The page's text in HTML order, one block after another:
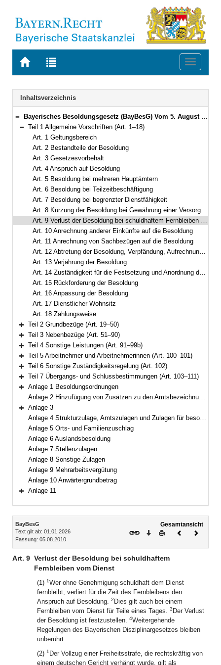
Zur
BAYERN.RECHT
Zur
letzten
Suche
Toggle
Navigation
Inhaltsverzeichnis
Bereich reduzieren
Bayerisches Besoldungsgesetz (BayBesG) Vom 5. August 2010 (GVBl. S. 410, 764) BayRS 2032-1-1-F (Art. 1–111)
Bereich reduzieren
Teil 1 Allgemeine Vorschriften (Art. 1–18)
Art. 1 Geltungsbereich
Art. 2 Bestandteile der Besoldung
Art. 3 Gesetzesvorbehalt
Art. 4 Anspruch auf Besoldung
Art. 5 Besoldung bei mehreren Hauptämtern
Art. 6 Besoldung bei Teilzeitbeschäftigung
Art. 7 Besoldung bei begrenzter Dienstfähigkeit
Art. 8 Kürzung der Besoldung bei Gewährung einer Versorgung durch eine zwischenstaatliche oder überstaatliche Einrichtung
Art. 9 Verlust der Besoldung bei schuldhaftem Fernbleiben vom Dienst
Art. 10 Anrechnung anderer Einkünfte auf die Besoldung
Art. 11 Anrechnung von Sachbezügen auf die Besoldung
Art. 12 Abtretung der Besoldung, Verpfändung, Aufrechnungs- und Zurückbehaltungsrecht
Art. 13 Verjährung der Besoldung
Art. 14 Zuständigkeit für die Festsetzung und Anordnung der Besoldung
Art. 15 Rückforderung der Besoldung
Art. 16 Anpassung der Besoldung
Art. 17 Dienstlicher Wohnsitz
Art. 18 Zahlungsweise
Bereich erweitern
Teil 2 Grundbezüge (Art. 19–50)
Bereich erweitern
Teil 3 Nebenbezüge (Art. 51–90)
Bereich erweitern
Teil 4 Sonstige Leistungen (Art. 91–99b)
Bereich erweitern
Teil 5 Arbeitnehmer und Arbeitnehmerinnen (Art. 100–101)
Bereich erweitern
Teil 6 Sonstige Zuständigkeitsregelung (Art. 102)
Bereich erweitern
Teil 7 Übergangs- und Schlussbestimmungen (Art. 103–111)
Bereich erweitern
Anlage 1 Besoldungsordnungen
Anlage 2 Hinzufügung von Zusätzen zu den Amtsbezeichnungen
Bereich erweitern
Anlage 3
Anlage 4 Strukturzulage, Amtszulagen und Zulagen für besondere Berufsgruppen
Anlage 5 Orts- und Familienzuschlag
Anlage 6 Auslandsbesoldung
Anlage 7 Stellenzulagen
Anlage 8 Sonstige Zulagen
Anlage 9 Mehrarbeitsvergütung
Anlage 10 Anwärtergrundbetrag
Anlage 11
Inhalt
BayBesG
Text gilt ab: 01.01.2026
Fassung: 05.08.2010
Gesamtansicht
Download
DruckenVorheriges
Art. 9 Verlust der Besoldung bei schuldhaftem
Fernbleiben vom Dienst
(1) 1Wer ohne Genehmigung schuldhaft dem Dienst
fernbleibt, verliert für die Zeit des Fernbleibens den
Anspruch auf Besoldung. 2 Dies gilt auch bei einem
Fernbleiben vom Dienst für Teile eines Tages. 3 Der Verlust
der Besoldung ist festzustellen. 4Weitergehende
Regelungen des Bayerischen Disziplinargesetzes bleiben
unberührt.
(2) 1 Der Vollzug einer Freiheitsstrafe, die rechtskräftig von
einem deutschen Gericht verhängt wurde, gilt als